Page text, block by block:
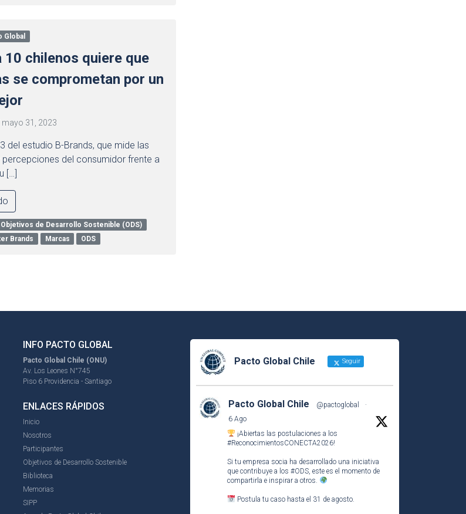
Global
10 chilenos quiere que
se comprometan por un
mayo 31, 2023
del estudio B-Brands, que mide las
del consumidor frente a
[…]
Objetivos de Desarrollo Sostenible (ODS)
Brands Marcas ODS
INFO PACTO GLOBAL
Pacto Global Chile (ONU)
Av. Los Leones N°745
Piso 6 Providencia - Santiago
ENLACES RÁPIDOS
Inicio
Nosotros
Participantes
Objetivos de Desarrollo Sostenible
Biblioteca
Memorias
SIPP
Pacto Global Chile Seguir
Pacto Global Chile @pactoglobal
·
6 Ago
¡Abiertas las postulaciones a los
#ReconocimientosCONECTA2026!
Si tu empresa socia ha desarrollado una iniciativa
que contribuye a los #ODS, este es el momento de
compartirla e inspirar a otros.
Postula tu caso hasta el 31 de agosto.